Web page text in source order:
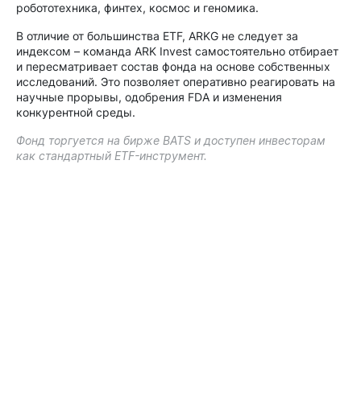
робототехника, финтех, космос и геномика.
В отличие от большинства ETF, ARKG не следует за
индексом – команда ARK Invest самостоятельно отбирает
и пересматривает состав фонда на основе собственных
исследований. Это позволяет оперативно реагировать на
научные прорывы, одобрения FDA и изменения
конкурентной среды.
Фонд торгуется на бирже BATS и доступен инвесторам
как стандартный ETF-инструмент.